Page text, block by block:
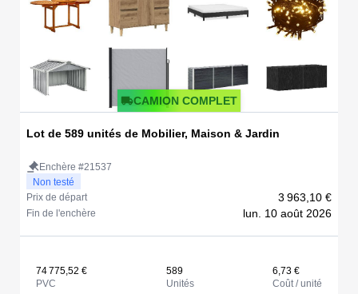
CAMION COMPLET
Lot de 589 unités de Mobilier, Maison & Jardin
Enchère #21537
Non testé
Prix de départ
3 963,10 €
Fin de l'enchère lun. 10 août 2026
74 775,52 €
PVC
589
Unités
6,73 €
Coût / unité